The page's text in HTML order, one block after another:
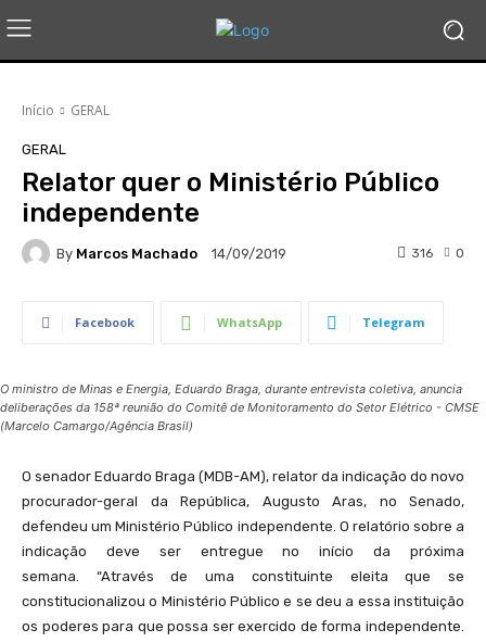
Início GERAL
GERAL
Relator quer o Ministério Público
independente
By Marcos Machado 14/09/2019 0
316
Facebook WhatsApp Telegram
O ministro de Minas e Energia, Eduardo Braga, durante entrevista coletiva, anuncia
deliberações da 158ª reunião do Comitê de Monitoramento do Setor Elétrico - CMSE
(Marcelo Camargo/Agência Brasil)
O senador Eduardo Braga (MDB-AM), relator da indicação do novo
procurador-geral da República, Augusto Aras, no Senado,
defendeu um Ministério Público independente. O relatório sobre a
indicação deve ser entregue no início da próxima
semana. “Através de uma constituinte eleita que se
constitucionalizou o Ministério Público e se deu a essa instituição
os poderes para que possa ser exercido de forma independente.